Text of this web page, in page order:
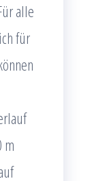
alle
für
m